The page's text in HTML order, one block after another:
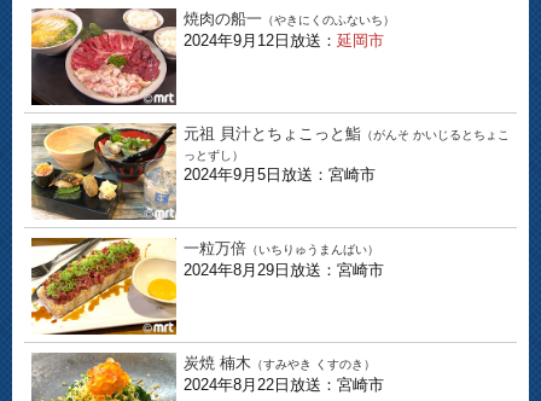
焼肉の船一 （やきにくのふないち）
2024年9月12日放送： 延岡市
元祖 貝汁とちょこっと鮨 （がんそ かいじるとちょこ
っとずし）
2024年9月5日放送：宮崎市
一粒万倍 （いちりゅうまんばい）
2024年8月29日放送：宮崎市
炭焼 楠木 （すみやき くすのき）
2024年8月22日放送：宮崎市